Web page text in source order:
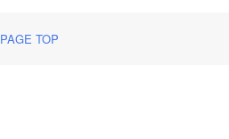
PAGE TOP